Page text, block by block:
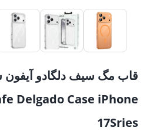
Delgado Case iPhone
17Sries